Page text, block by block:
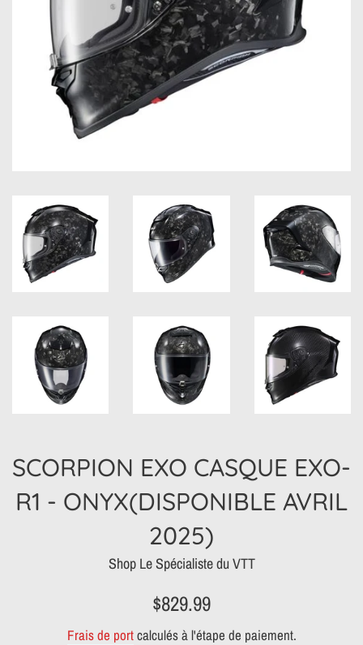
SCORPION EXO CASQUE EXO-
R1 - ONYX(DISPONIBLE AVRIL
2025)
Shop Le Spécialiste du VTT
Prix
$829.99
Frais de portcalculés à l'étape de paiement.